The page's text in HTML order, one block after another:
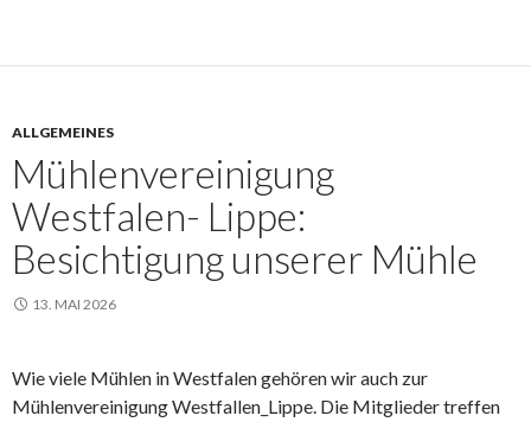
ALLGEMEINES
Mühlenvereinigung
Westfalen- Lippe:
Besichtigung unserer Mühle
13. MAI 2026
Wie viele Mühlen in Westfalen gehören wir auch zur
Mühlenvereinigung Westfallen_Lippe. Die Mitglieder treffen